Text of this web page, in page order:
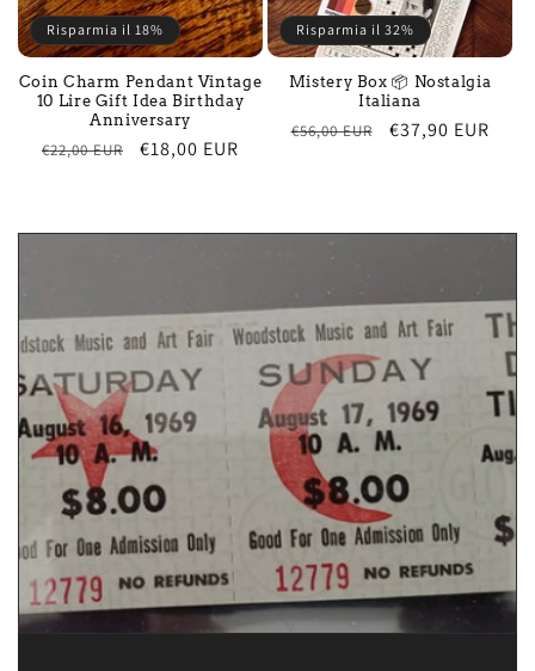
Risparmia il 18%
Coin Charm Pendant Vintage
10 Lire Gift Idea Birthday
Anniversary
Regular
€22,00 EUR
Sale
€18,00 EUR
Risparmia il 32%
Mistery Box 📦 Nostalgia
Italiana
Regular
€56,00 EUR
Sale
€37,90 EUR